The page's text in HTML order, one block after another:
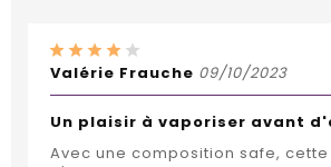
Valérie Frauche 09/10/2023
Un plaisir à vaporiser avant
Avec une composition safe,